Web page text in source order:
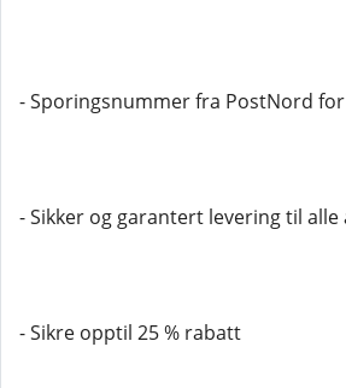
- Sporingsnummer fra PostNord
- Sikker og garantert levering til alle
- Sikre opptil 25 % rabatt